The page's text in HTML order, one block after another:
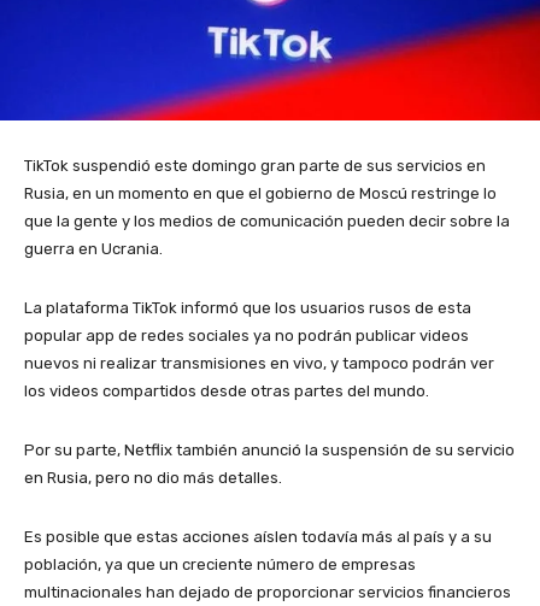
TikTok suspendió este domingo gran parte de sus servicios en
Rusia, en un momento en que el gobierno de Moscú restringe lo
que la gente y los medios de comunicación pueden decir sobre la
guerra en Ucrania.
La plataforma TikTok informó que los usuarios rusos de esta
popular app de redes sociales ya no podrán publicar videos
nuevos ni realizar transmisiones en vivo, y tampoco podrán ver
los videos compartidos desde otras partes del mundo.
Por su parte, Netflix también anunció la suspensión de su servicio
en Rusia, pero no dio más detalles.
Es posible que estas acciones aíslen todavía más al país y a su
población, ya que un creciente número de empresas
multinacionales han dejado de proporcionar servicios financieros